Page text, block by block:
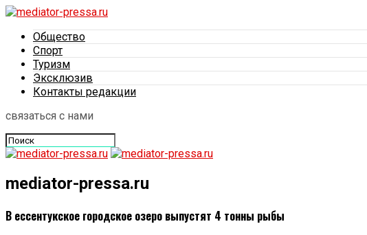
Общество
Спорт
Туризм
Эксклюзив
Контакты редакции
связаться с нами
mediator-pressa.ru
В ессентукское городское озеро выпустят 4 тонны рыбы